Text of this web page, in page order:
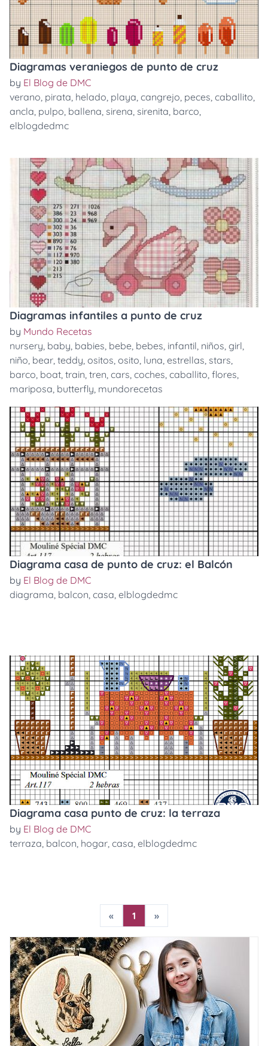
Diagramas veraniegos de punto de cruz
by El Blog de DMC
verano, pirata, helado, playa, cangrejo, peces, caballito,
ancla, pulpo, ballena, sirena, sirenita, barco,
elblogdedmc
Diagramas infantiles a punto de cruz
by Mundo Recetas
nursery, baby, babies, bebe, bebes, infantil, niños, girl,
niño, bear, teddy, ositos, osito, luna, estrellas, stars,
barco, boat, train, tren, cars, coches, caballito, flores,
mariposa, butterfly, mundorecetas
Diagrama casa de punto de cruz: el Balcón
by El Blog de DMC
diagrama, balcon, casa, elblogdedmc
Diagrama casa punto de cruz: la terraza
by El Blog de DMC
terraza, balcon, hogar, casa, elblogdedmc
« 1 »